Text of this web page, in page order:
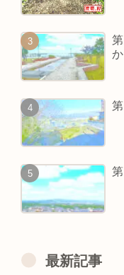
最新記事